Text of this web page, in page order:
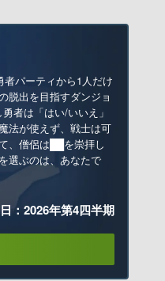
者パーティから1人だけ
脱出を目指すダンジョ
者は「はい/いいえ」
法が使えず、戦士は可
、僧侶は██を崇拝し
選ぶのは、あなたで
：2026年第4四半期